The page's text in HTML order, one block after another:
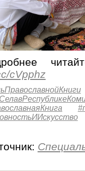
cVpphz